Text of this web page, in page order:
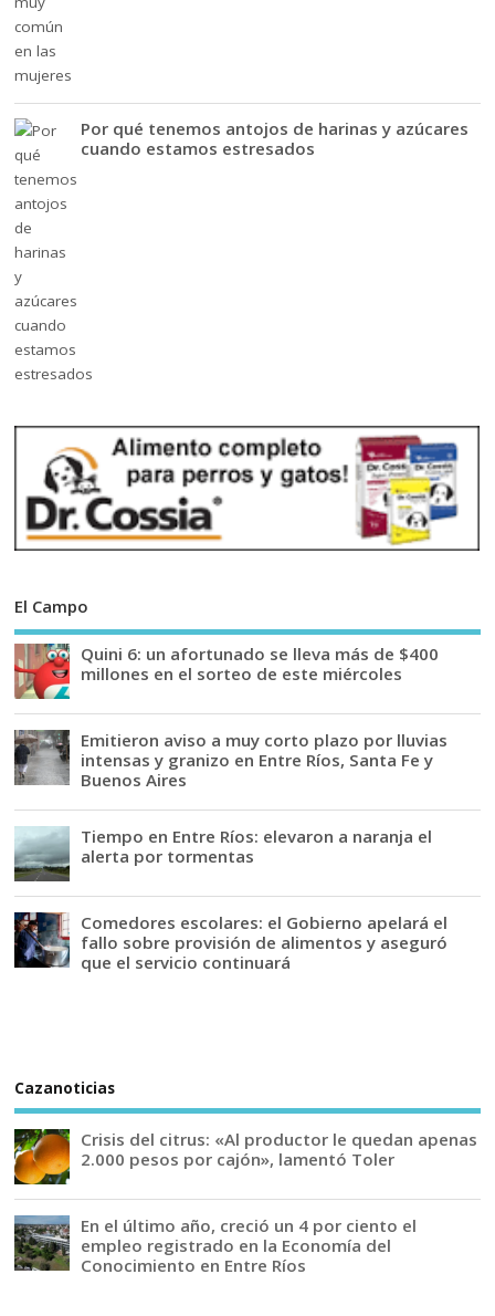
Por qué tenemos antojos de harinas y azúcares
cuando estamos estresados
El Campo
Quini 6: un afortunado se lleva más de $400
millones en el sorteo de este miércoles
Emitieron aviso a muy corto plazo por lluvias
intensas y granizo en Entre Ríos, Santa Fe y
Buenos Aires
Tiempo en Entre Ríos: elevaron a naranja el
alerta por tormentas
Comedores escolares: el Gobierno apelará el
fallo sobre provisión de alimentos y aseguró
que el servicio continuará
Cazanoticias
Crisis del citrus: «Al productor le quedan apenas
2.000 pesos por cajón», lamentó Toler
En el último año, creció un 4 por ciento el
empleo registrado en la Economía del
Conocimiento en Entre Ríos